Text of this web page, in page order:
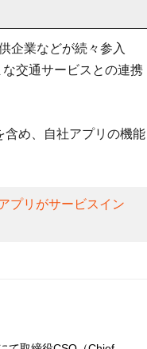
企業などが続々参入
交通サービスとの連携
含め、自社アプリの機能
プリがサービスイン